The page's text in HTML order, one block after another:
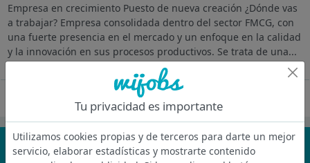
Empresa en crecimiento Puesto de nueva creación ¿Dónde vas
a trabajar? Empresa consolidada dentro del sector FMCG, con
una fuerte presencia en el mercado y un enfoque en la calidad
y la innovación en sus procesos productivos. Se trata de una...
Ver más
¡No te pierdas nada!
Tu privacidad es importante
Utilizamos cookies propias y de terceros para darte un mejor
servicio, elaborar estadísticas y mostrarte contenido